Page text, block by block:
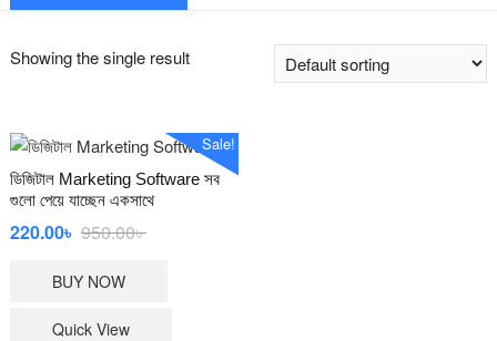
Showing the single result
Sale!
ডিজিটাল Marketing Software সব
গুলো পেয়ে যাচ্ছেন একসাথে
950.00৳Original
220.00৳
Current
BUY NOW
Quick View